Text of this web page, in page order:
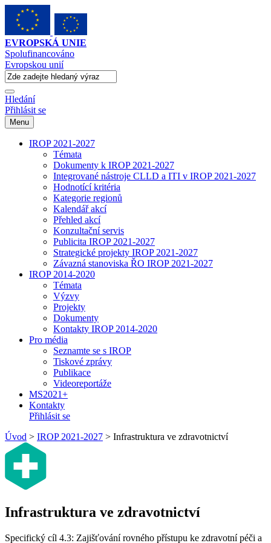
EVROPSKÁ UNIE
Spolufinancováno
Evropskou unií
Hledání
Přihlásit se
Menu
IROP 2021-2027
Témata
Dokumenty k IROP 2021-2027
Integrované nástroje CLLD a ITI v IROP 2021-2027
Hodnotící kritéria
Kategorie regionů
Kalendář akcí
Přehled akcí
Konzultační servis
Publicita IROP 2021-2027
Strategické projekty IROP 2021-2027
Závazná stanoviska ŘO IROP 2021-2027
IROP 2014-2020
Témata
Výzvy
Projekty
Dokumenty
Kontakty IROP 2014-2020
Pro média
Seznamte se s IROP
Tiskové zprávy
Publikace
Videoreportáže
MS2021+
Kontakty
Přihlásit se
Úvod > IROP 2021-2027 > Infrastruktura ve zdravotnictví
Infrastruktura ve zdravotnictví
Specifický cíl 4.3: Zajišťování rovného přístupu ke zdravotní péči a